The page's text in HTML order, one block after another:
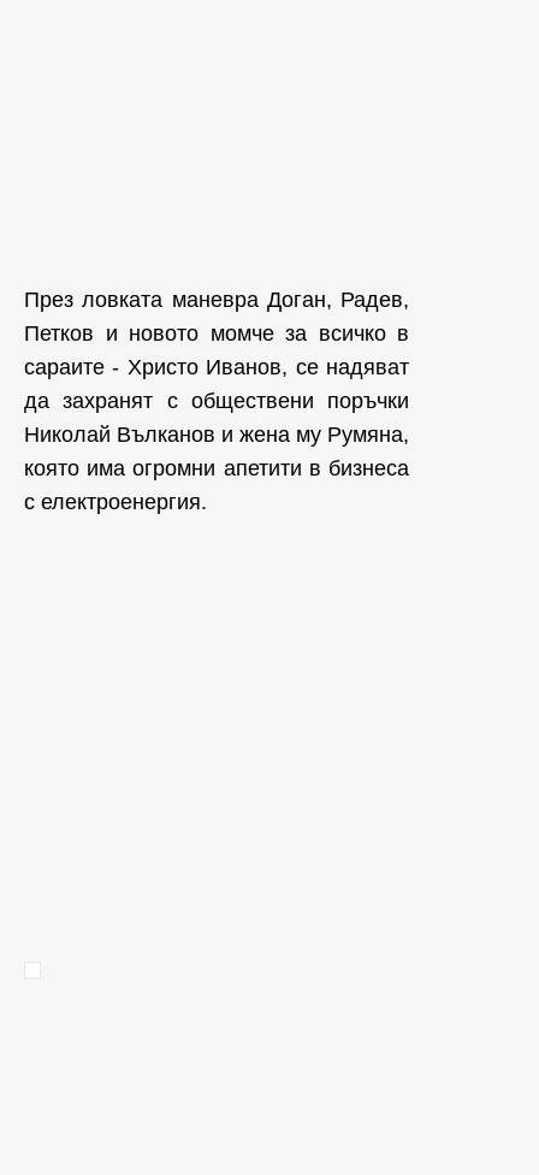
През ловката маневра Доган, Радев,
Петков и новото момче за всичко в
сараите - Христо Иванов, се надяват
да захранят с обществени поръчки
Николай Вълканов и жена му Румяна,
която има огромни апетити в бизнеса
с електроенергия.